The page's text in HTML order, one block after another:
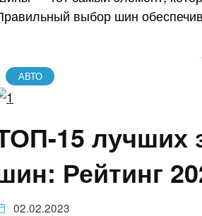
выбор шин
АВТО
15 лучших
Рейтинг
02.02.2023